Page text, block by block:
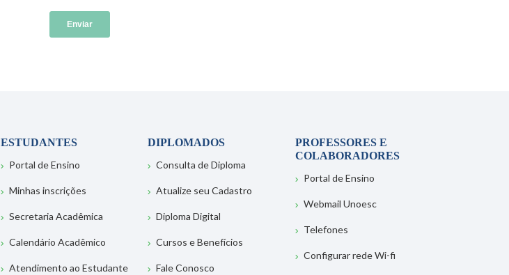
ESTUDANTES
Portal de Ensino
Minhas inscrições
Secretaria Acadêmica
Calendário Acadêmico
Atendimento ao Estudante
DIPLOMADOS
Consulta de Diploma
Atualize seu Cadastro
Diploma Digital
Cursos e Benefícios
Fale Conosco
PROFESSORES E
COLABORADORES
Portal de Ensino
Webmail Unoesc
Telefones
Configurar rede Wi-fi